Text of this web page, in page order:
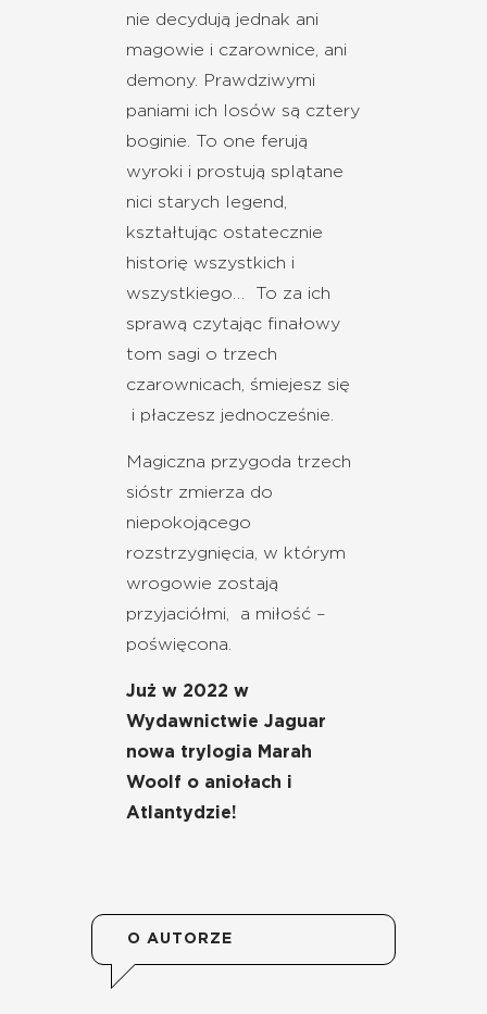
nie decydują jednak ani
magowie i czarownice, ani
demony. Prawdziwymi
paniami ich losów są cztery
boginie. To one ferują
wyroki i prostują splątane
nici starych legend,
kształtując ostatecznie
historię wszystkich i
wszystkiego… To za ich
sprawą czytając finałowy
tom sagi o trzech
czarownicach, śmiejesz się
i płaczesz jednocześnie.
Magiczna przygoda trzech
sióstr zmierza do
niepokojącego
rozstrzygnięcia, w którym
wrogowie zostają
przyjaciółmi, a miłość –
poświęcona.
Już w 2022 w
Wydawnictwie Jaguar
nowa trylogia Marah
Woolf o aniołach i
Atlantydzie!
O AUTORZE